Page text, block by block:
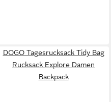
DOGO Tagesrucksack Tidy Bag
Rucksack Explore Damen
Backpack